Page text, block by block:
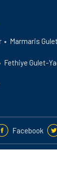
Marmaris
Fethiye Gulet-
Facebook